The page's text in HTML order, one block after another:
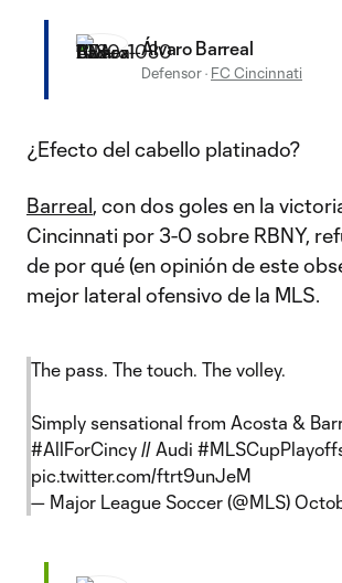
Álvaro Barreal
Defensor· FC Cincinnati
¿Efecto del cabello platinado?
Barreal, con dos goles en la
Cincinnati por 3-0 sobre RBNY,
de por qué (en opinión de este
mejor lateral ofensivo de la MLS.
The pass. The touch. The volley.
Simply sensational from Acosta &
#AllForCincy // Audi
pic.twitter.com/ftrt9unJeM
— Major League Soccer (@MLS)